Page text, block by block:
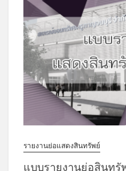
รายงานย่อแสดงสินทรัพย์
แบบรายงานย่อสินทรั